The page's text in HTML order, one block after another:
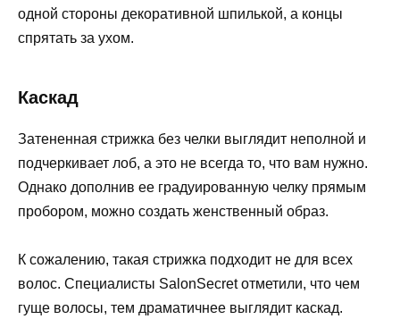
одной стороны декоративной шпилькой, а концы
спрятать за ухом.
Каскад
Затененная стрижка без челки выглядит неполной и
подчеркивает лоб, а это не всегда то, что вам нужно.
Однако дополнив ее градуированную челку прямым
пробором, можно создать женственный образ.
К сожалению, такая стрижка подходит не для всех
волос. Специалисты SalonSecret отметили, что чем
гуще волосы, тем драматичнее выглядит каскад.